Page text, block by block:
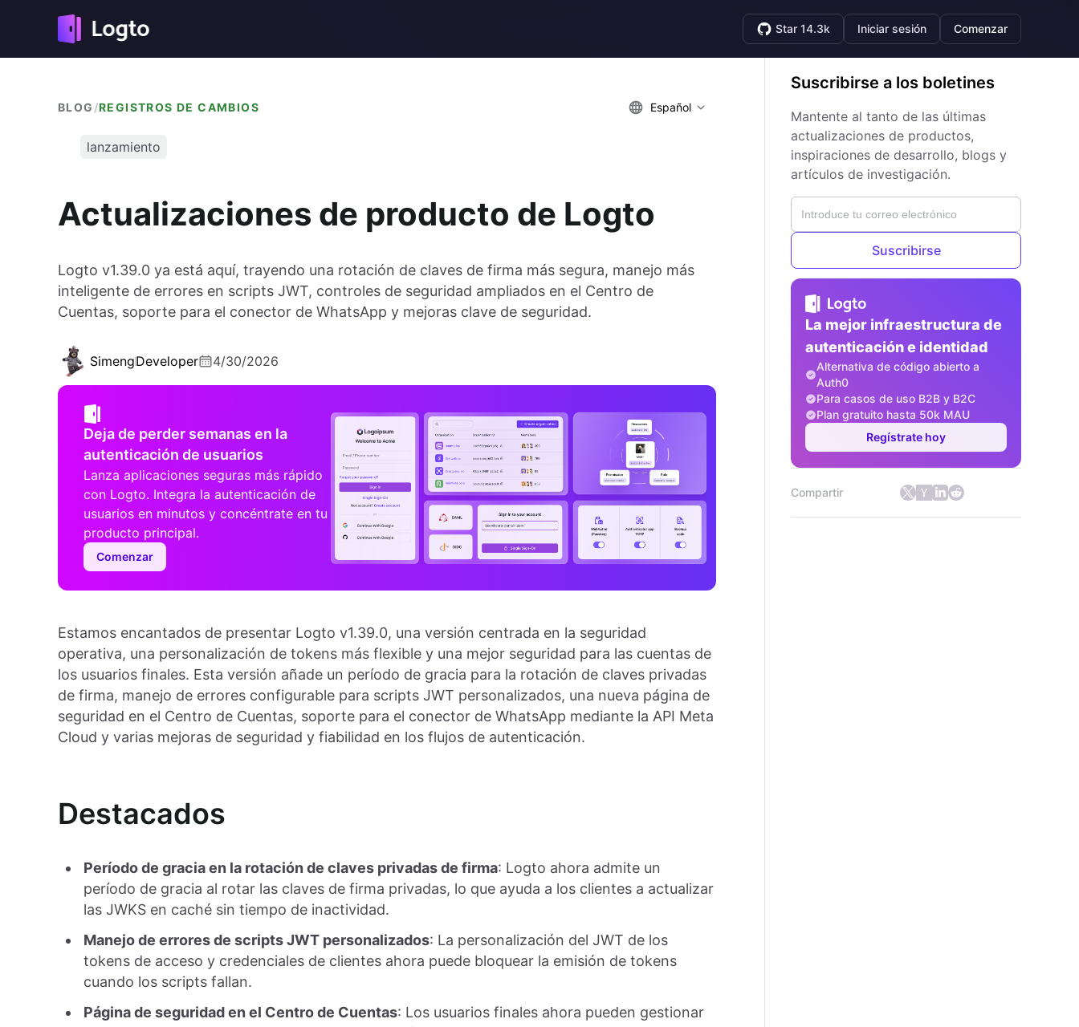
Star 14.3k Iniciar sesión Comenzar
BLOG /REGISTROS DE CAMBIOS Español
lanzamiento
Actualizaciones de producto de Logto
Logto v1.39.0 ya está aquí, trayendo una rotación de claves de firma más segura, manejo más
inteligente de errores en scripts JWT, controles de seguridad ampliados en el Centro de
Cuentas, soporte para el conector de WhatsApp y mejoras clave de seguridad.
SimengDeveloper 4/30/2026
Deja de perder semanas en la
autenticación de usuarios
Lanza aplicaciones seguras más rápido
con Logto. Integra la autenticación de
usuarios en minutos y concéntrate en tu
producto principal.
Comenzar
Estamos encantados de presentar Logto v1.39.0, una versión centrada en la seguridad
operativa, una personalización de tokens más flexible y una mejor seguridad para las cuentas de
los usuarios finales. Esta versión añade un período de gracia para la rotación de claves privadas
de firma, manejo de errores configurable para scripts JWT personalizados, una nueva página de
seguridad en el Centro de Cuentas, soporte para el conector de WhatsApp mediante la API Meta
Cloud y varias mejoras de seguridad y fiabilidad en los flujos de autenticación.
Destacados
Período de gracia en la rotación de claves privadas de firma: Logto ahora admite un
período de gracia al rotar las claves de firma privadas, lo que ayuda a los clientes a actualizar
las JWKS en caché sin tiempo de inactividad.
Manejo de errores de scripts JWT personalizados: La personalización del JWT de los
tokens de acceso y credenciales de clientes ahora puede bloquear la emisión de tokens
cuando los scripts fallan.
Página de seguridad en el Centro de Cuentas: Los usuarios finales ahora pueden gestionar
Suscribirse a los boletines
Mantente al tanto de las últimas
actualizaciones de productos,
inspiraciones de desarrollo, blogs y
artículos de investigación.
Suscribirse
La mejor infraestructura de
autenticación e identidad
Alternativa de código abierto a
Auth0
Para casos de uso B2B y B2C
Plan gratuito hasta 50k MAU
Regístrate hoy
Compartir